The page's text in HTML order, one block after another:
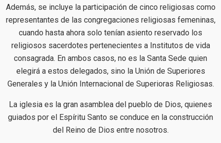
Además, se incluye la participación de cinco religiosas como
representantes de las congregaciones religiosas femeninas,
cuando hasta ahora solo tenían asiento reservado los
religiosos sacerdotes pertenecientes a Institutos de vida
consagrada. En ambos casos, no es la Santa Sede quien
elegirá a estos delegados, sino la Unión de Superiores
Generales y la Unión Internacional de Superioras Religiosas.
La iglesia es la gran asamblea del pueblo de Dios, quienes
guiados por el Espíritu Santo se conduce en la construcción
del Reino de Dios entre nosotros.